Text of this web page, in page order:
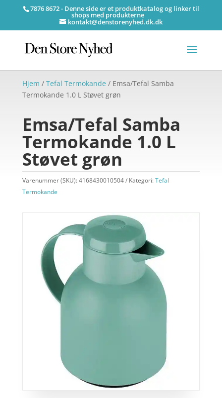
7876 8672 - Denne side er et produktkatalog og linker til
shops med produkterne
kontakt@denstorenyhed.dk.dk
Hjem / Tefal Termokande / Emsa/Tefal Samba
Termokande 1.0 L Støvet grøn
Emsa/Tefal Samba
Termokande 1.0 L
Støvet grøn
Varenummer (SKU):4168430010504 Kategori:Tefal
Termokande